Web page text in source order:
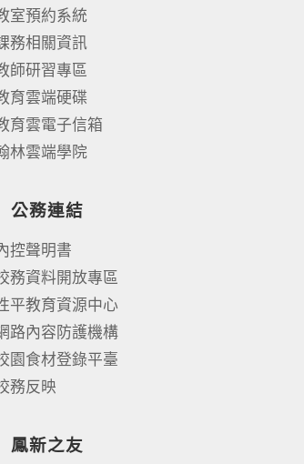
室預約系統
務相關資訊
師研習專區
育雲端硬碟
育雲電子信箱
林雲端學院
公務連結
控聲明書
務資料開放專區
平教育資源中心
路內容防護機構
園食材登錄平臺
務反映
鳳新之友